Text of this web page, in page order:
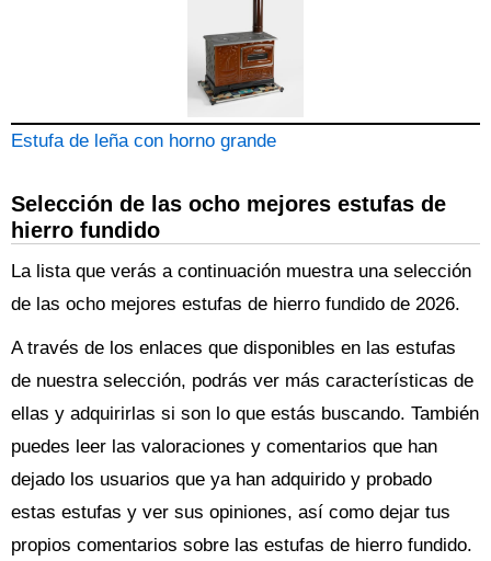
Estufa de leña con horno grande
Selección de las ocho mejores estufas de
hierro fundido
La lista que verás a continuación muestra una selección
de las ocho mejores estufas de hierro fundido de 2026.
A través de los enlaces que disponibles en las estufas
de nuestra selección, podrás ver más características de
ellas y adquirirlas si son lo que estás buscando. También
puedes leer las valoraciones y comentarios que han
dejado los usuarios que ya han adquirido y probado
estas estufas y ver sus opiniones, así como dejar tus
propios comentarios sobre las estufas de hierro fundido.